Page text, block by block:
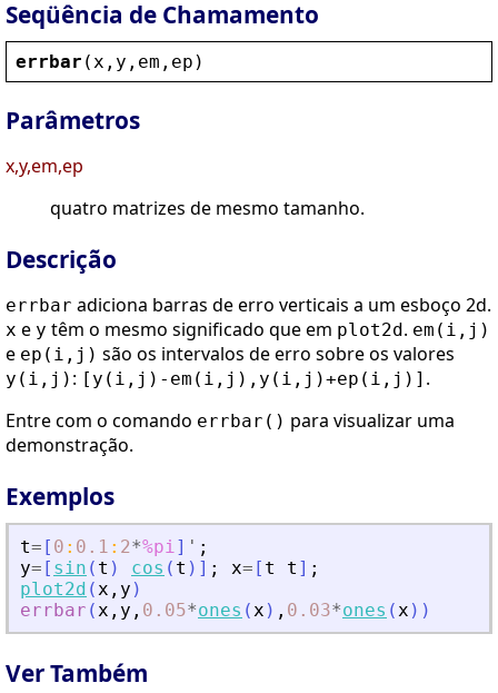
Seqüência de Chamamento
errbar ( x , y , em , ep )
Parâmetros
x,y,em,ep
quatro matrizes de mesmo tamanho.
Descrição
errbar adiciona barras de erro verticais a um esboço 2d.
x e y têm o mesmo significado que em plot2d . em(i,j)
e ep(i,j) são os intervalos de erro sobre os valores
y(i,j) : [y(i,j)-em(i,j),y(i,j)+ep(i,j)] .
Entre com o comando errbar() para visualizar uma
demonstração.
Exemplos
t= [ 0 : 0.1 : 2*%pi] ' ;
y= [ sin ( t ) cos ( t ) ] ; x= [ t t ] ;
plot2d (x , y )
errbar (x , y , 0.05*ones (x ) , 0.03*ones (x ) )
Ver Também